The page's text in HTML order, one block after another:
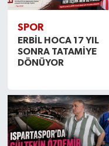
SPOR
ERBİL HOCA 17 YIL
SONRA TATAMİYE
DÖNÜYOR